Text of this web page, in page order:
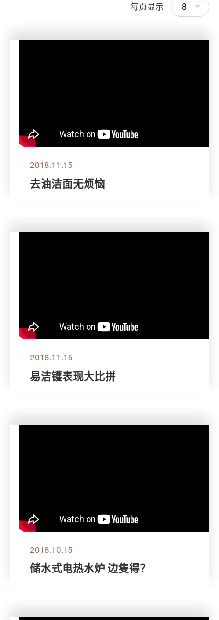
每页显示 8
2018.11.15
去油洁面无烦恼
2018.11.15
易洁镬表现大比拼
2018.10.15
储水式电热水炉 边隻得？